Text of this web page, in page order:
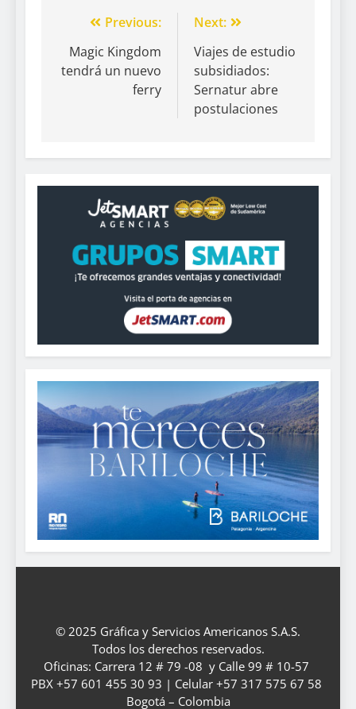
Previous:
Magic Kingdom
tendrá un nuevo
ferry
Next:
Viajes de estudio
subsidiados:
Sernatur abre
postulaciones
© 2025 Gráfica y Servicios Americanos S.A.S.
Todos los derechos reservados.
Oficinas: Carrera 12 # 79 -08 y Calle 99 # 10-57
PBX +57 601 455 30 93 | Celular +57 317 575 67 58
Bogotá – Colombia